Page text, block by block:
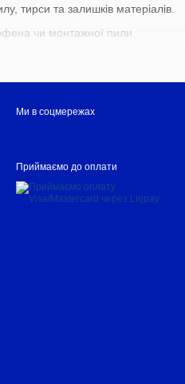
тирси та залишків матеріалів.
чи монтажної пили.
Ми в соцмережах
Приймаємо до оплати